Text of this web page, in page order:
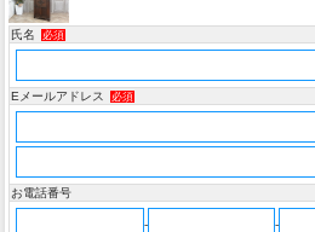
氏名 必須
Eメールアドレス 必須
お電話番号
- -